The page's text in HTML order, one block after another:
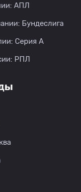
АПЛ
Бундеслига
Серия А
РПЛ